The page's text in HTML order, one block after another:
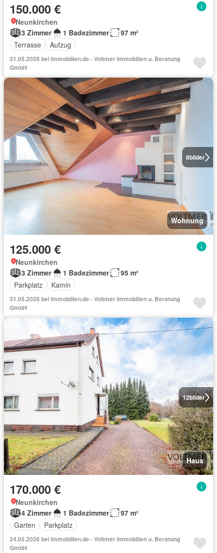
150.000 €
Neunkirchen
3 Zimmer
1 Badezimmer
97 m²
Terrasse
Aufzug
31.05.2026 bei Immobilien.de - Voltmer Immobilien u. Beratung
GmbH
8bilder
Wohnung
125.000 €
Neunkirchen
3 Zimmer
1 Badezimmer
95 m²
Parkplatz
Kamin
31.05.2026 bei Immobilien.de - Voltmer Immobilien u. Beratung
GmbH
12bilder
Haus
170.000 €
Neunkirchen
4 Zimmer
1 Badezimmer
97 m²
Garten
Parkplatz
24.05.2026 bei Immobilien.de - Voltmer Immobilien u. Beratung
GmbH